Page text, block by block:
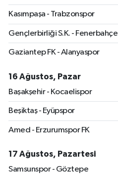
Kasımpaşa - Trabzonspor
Gençlerbirliği S.K. - Fenerbahçe
Gaziantep FK - Alanyaspor
16 Ağustos, Pazar
Başakşehir - Kocaelispor
Beşiktaş - Eyüpspor
Amed - Erzurumspor FK
17 Ağustos, Pazartesi
Samsunspor - Göztepe